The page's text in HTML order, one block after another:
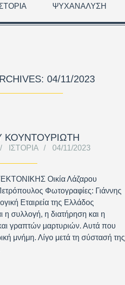
ΨΥΧΑΝΆΛΥΣΗ
04/11/2023
ΚΟΥΝΤΟΥΡΙΩΤΗ
ΙΣΤΟΡΊΑ 04/11/2023
Οικία Λάζαρου
Φωτογραφίες: Γιάννης
Εταιρεία της Ελλάδος
η συλλογή, η διατήρηση και η
γραπτών μαρτυριών. Αυτά που
μνήμη. Λίγο μετά τη σύστασή της